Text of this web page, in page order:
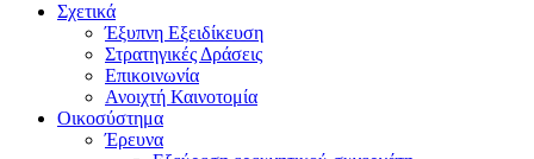
Σχετικά
Έξυπνη Εξειδίκευση
Στρατηγικές Δράσεις
Επικοινωνία
Ανοιχτή Καινοτομία
Οικοσύστημα
Έρευνα